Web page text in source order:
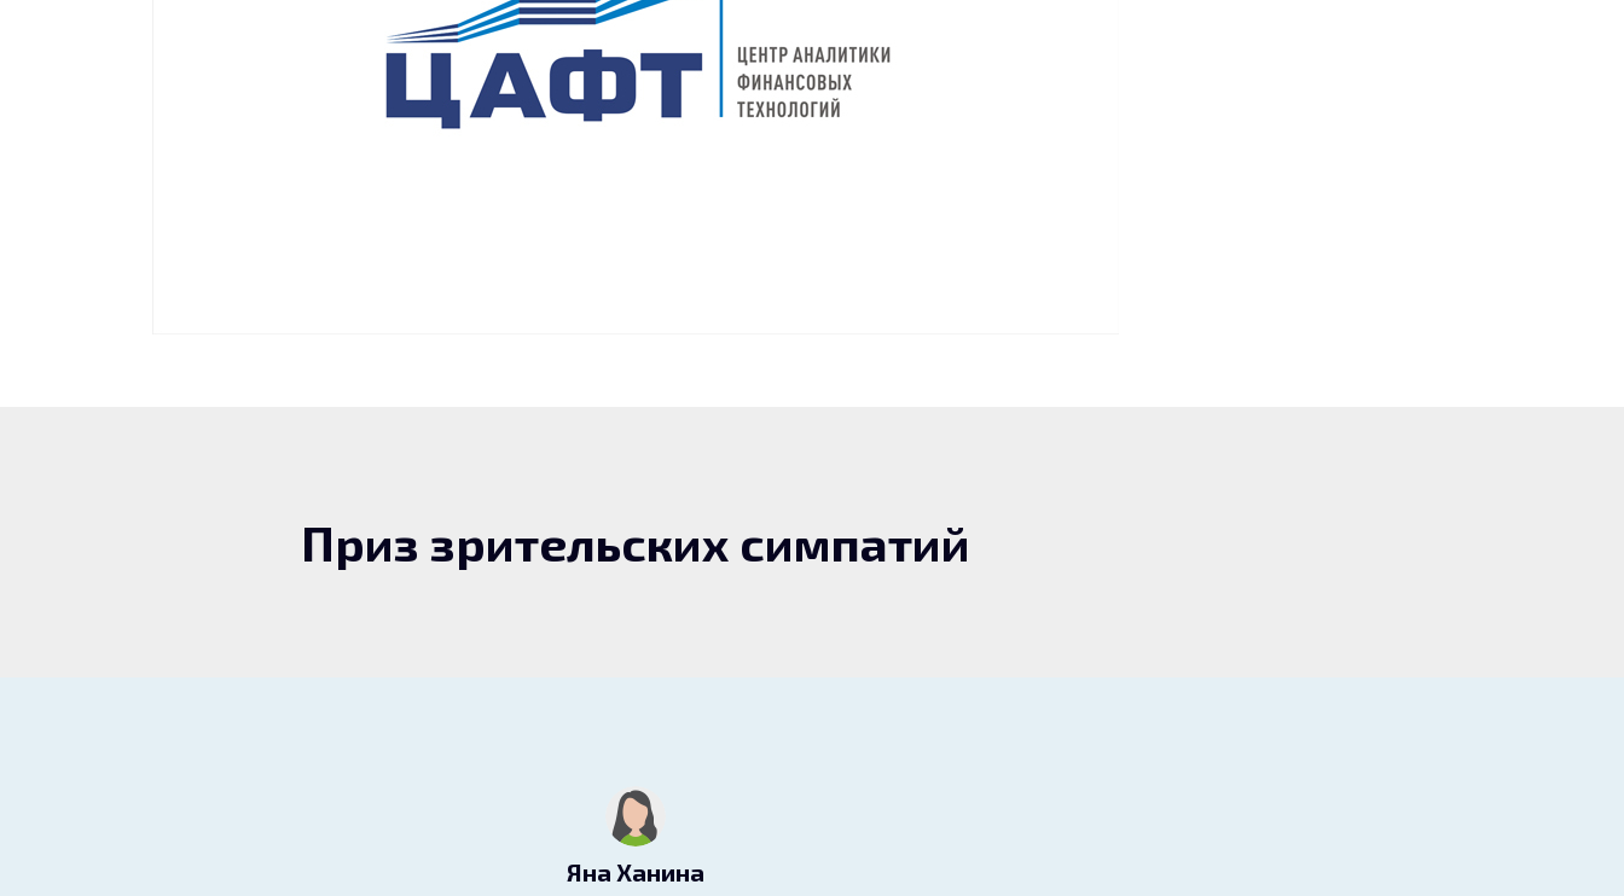
Приз зрительских симпатий
Яна Ханина